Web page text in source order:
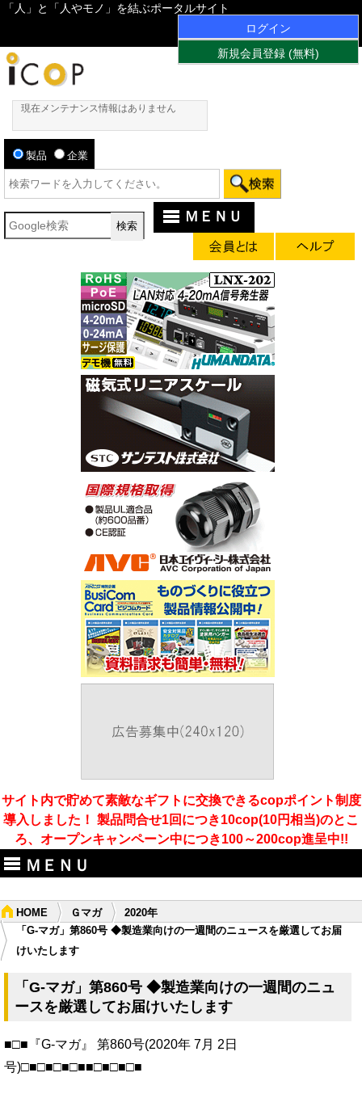
「人」と「人やモノ」を結ぶポータルサイト
ログイン
新規会員登録 (無料)
現在メンテナンス情報はありません
製品 企業
ＭＥＮＵ
サイト内で貯めて素敵なギフトに交換できるcopポイント制度
導入しました！ 製品問合せ1回につき10cop(10円相当)のとこ
ろ、オープンキャンペーン中につき100～200cop進呈中!!
ＭＥＮＵ
HOME Ｇマガ
2020年
「G-マガ」第860号 ◆製造業向けの一週間のニュースを厳選してお届
けいたします
「G-マガ」第860号 ◆製造業向けの一週間のニュ
ースを厳選してお届けいたします
■□■『G-マガ』 第860号(2020年 7月 2日
号)□■□■□■□■■□■□■□■